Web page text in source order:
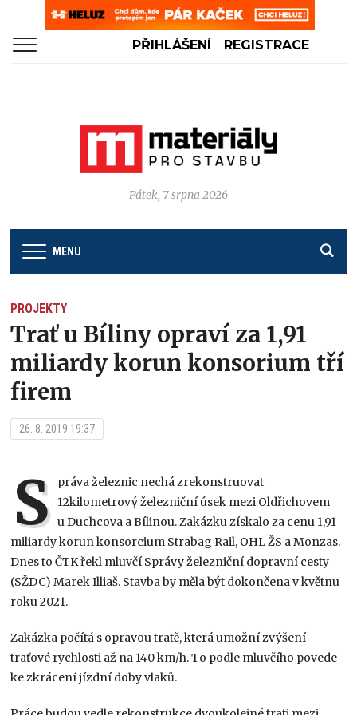
PŘIHLÁŠENÍ REGISTRACE
Pátek, 7 srpna 2026
MENU
PROJEKTY
Trať u Bíliny opraví za 1,91
miliardy korun konsorium tří
firem
26. 8. 2019 19:37
S práva železnic nechá zrekonstruovat
12kilometrový železniční úsek mezi Oldřichovem
u Duchcova a Bílinou. Zakázku získalo za cenu 1,91
miliardy korun konsorcium Strabag Rail, OHL ŽS a Monzas.
Dnes to ČTK řekl mluvčí Správy železniční dopravní cesty
(SŽDC) Marek Illiaš. Stavba by měla být dokončena v květnu
roku 2021.
Zakázka počítá s opravou tratě, která umožní zvýšení
traťové rychlosti až na 140 km/h. To podle mluvčího povede
ke zkrácení jízdní doby vlaků.